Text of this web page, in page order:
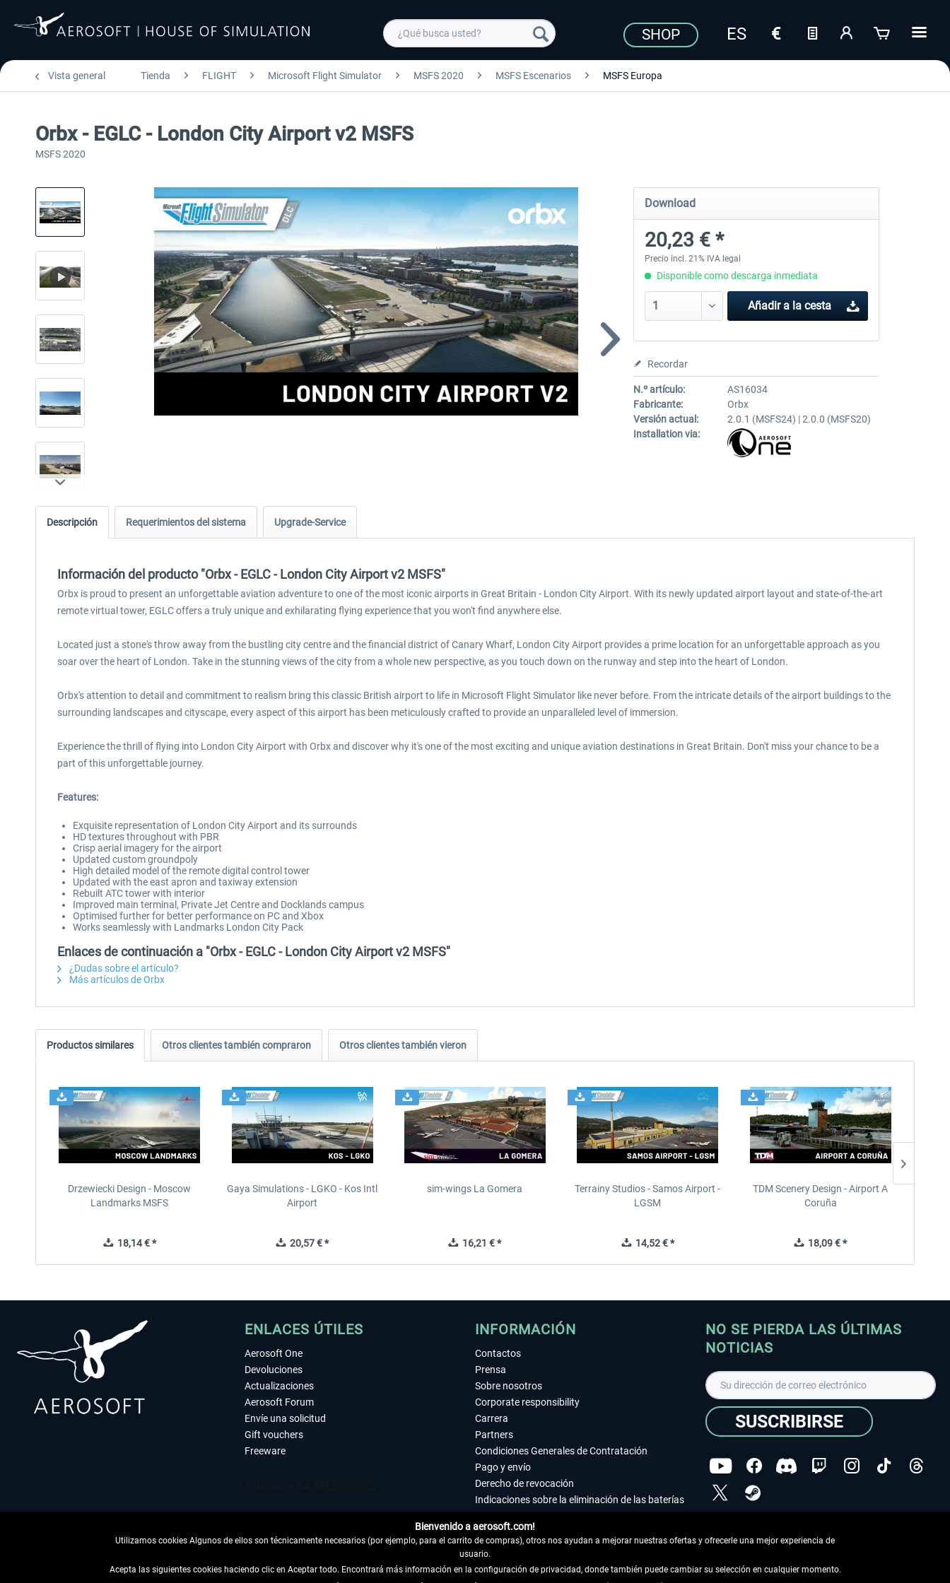
SHOP
Vista general Tienda FLIGHT Microsoft Flight Simulator MSFS 2020 MSFS Escenarios MSFS Europa
Orbx - EGLC - London City Airport v2 MSFS
MSFS 2020
Download
20,23 € *
Precio incl. 21% IVA legal
Disponible como descarga inmediata
Añadir a la cesta
Recordar
N.º artículo:
AS16034
Fabricante:
Orbx
Versión actual:
2.0.1 (MSFS24) | 2.0.0 (MSFS20)
Installation via:
Descripción Requerimientos del sistema Upgrade-Service
Información del producto "Orbx - EGLC - London City Airport v2 MSFS"
Orbx is proud to present an unforgettable aviation adventure to one of the most iconic airports in Great Britain - London City Airport. With its newly updated airport layout and state-of-the-art
remote virtual tower, EGLC offers a truly unique and exhilarating flying experience that you won't find anywhere else.
Located just a stone's throw away from the bustling city centre and the financial district of Canary Wharf, London City Airport provides a prime location for an unforgettable approach as you
soar over the heart of London. Take in the stunning views of the city from a whole new perspective, as you touch down on the runway and step into the heart of London.
Orbx's attention to detail and commitment to realism bring this classic British airport to life in Microsoft Flight Simulator like never before. From the intricate details of the airport buildings to the
surrounding landscapes and cityscape, every aspect of this airport has been meticulously crafted to provide an unparalleled level of immersion.
Experience the thrill of flying into London City Airport with Orbx and discover why it's one of the most exciting and unique aviation destinations in Great Britain. Don't miss your chance to be a
part of this unforgettable journey.
Features:
Exquisite representation of London City Airport and its surrounds
HD textures throughout with PBR
Crisp aerial imagery for the airport
Updated custom groundpoly
High detailed model of the remote digital control tower
Updated with the east apron and taxiway extension
Rebuilt ATC tower with interior
Improved main terminal, Private Jet Centre and Docklands campus
Optimised further for better performance on PC and Xbox
Works seamlessly with Landmarks London City Pack
Enlaces de continuación a "Orbx - EGLC - London City Airport v2 MSFS"
¿Dudas sobre el artículo?
Más artículos de Orbx
Productos similares Otros clientes también compraron Otros clientes también vieron
Drzewiecki Design - Moscow
Landmarks MSFS
18,14 € *
Gaya Simulations - LGKO - Kos Intl
Airport
20,57 € *
sim-wings La Gomera
16,21 € *
Terrainy Studios - Samos Airport -
LGSM
14,52 € *
TDM Scenery Design - Airport A
Coruña
18,09 € *
ENLACES ÚTILES
Aerosoft One
Devoluciones
Actualizaciones
Aerosoft Forum
Envíe una solicitud
Gift vouchers
Freeware
INFORMACIÓN
Contactos
Prensa
Sobre nosotros
Corporate responsibility
Carrera
Partners
Condiciones Generales de Contratación
Pago y envío
Derecho de revocación
Indicaciones sobre la eliminación de las baterías
Accesibilidad
Aviso legal
NO SE PIERDA LAS ÚLTIMAS
NOTICIAS
SUSCRIBIRSE
Copyright © Aerosoft GmbH - Todos los derechos
Bienvenido a aerosoft.com!
Utilizamos cookies Algunos de ellos son técnicamente necesarios (por ejemplo, para el carrito de compras), otros nos ayudan a mejorar nuestras ofertas y ofrecerle una mejor experiencia de
usuario.
Acepta las siguientes cookies haciendo clic en Aceptar todo. Encontrará más información en la configuración de privacidad, donde también puede cambiar su selección en cualquier momento.